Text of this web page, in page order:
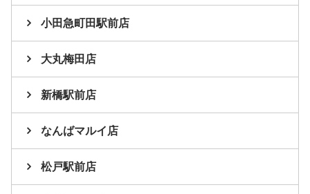
小田急町田駅前店
大丸梅田店
新橋駅前店
なんばマルイ店
松戸駅前店